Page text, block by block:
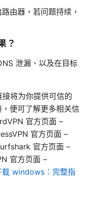
由器，若问题持续，
？
泄漏、以及在目标
将为你提供可信的
便可了解更多相关信
官方页面 –
官方页面 –
官方页面 –
官方页面 –
载 windows：完整指